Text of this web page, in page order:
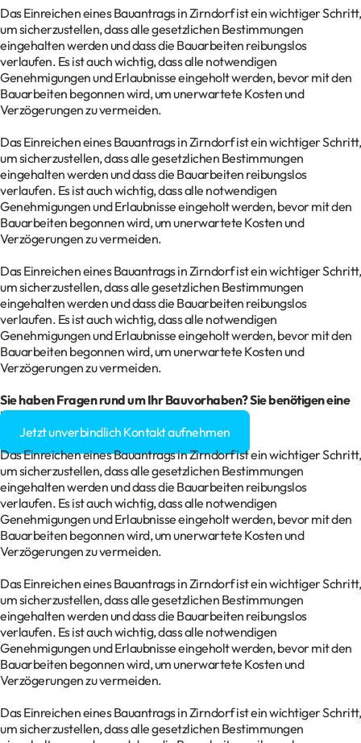
Das Einreichen eines Bauantrags in Zirndorf ist ein wichtiger Schritt,
um sicherzustellen, dass alle gesetzlichen Bestimmungen
eingehalten werden und dass die Bauarbeiten reibungslos
verlaufen. Es ist auch wichtig, dass alle notwendigen
Genehmigungen und Erlaubnisse eingeholt werden, bevor mit den
Bauarbeiten begonnen wird, um unerwartete Kosten und
Verzögerungen zu vermeiden.
Das Einreichen eines Bauantrags in Zirndorf ist ein wichtiger Schritt,
um sicherzustellen, dass alle gesetzlichen Bestimmungen
eingehalten werden und dass die Bauarbeiten reibungslos
verlaufen. Es ist auch wichtig, dass alle notwendigen
Genehmigungen und Erlaubnisse eingeholt werden, bevor mit den
Bauarbeiten begonnen wird, um unerwartete Kosten und
Verzögerungen zu vermeiden.
Das Einreichen eines Bauantrags in Zirndorf ist ein wichtiger Schritt,
um sicherzustellen, dass alle gesetzlichen Bestimmungen
eingehalten werden und dass die Bauarbeiten reibungslos
verlaufen. Es ist auch wichtig, dass alle notwendigen
Genehmigungen und Erlaubnisse eingeholt werden, bevor mit den
Bauarbeiten begonnen wird, um unerwartete Kosten und
Verzögerungen zu vermeiden.
Sie haben Fragen rund um IhrBauvorhaben? Sie benötigen eine
Baugenehmigung?
Jetzt unverbindlich Kontakt aufnehmen
Das Einreichen eines Bauantrags in Zirndorf ist ein wichtiger Schritt,
um sicherzustellen, dass alle gesetzlichen Bestimmungen
eingehalten werden und dass die Bauarbeiten reibungslos
verlaufen. Es ist auch wichtig, dass alle notwendigen
Genehmigungen und Erlaubnisse eingeholt werden, bevor mit den
Bauarbeiten begonnen wird, um unerwartete Kosten und
Verzögerungen zu vermeiden.
Das Einreichen eines Bauantrags in Zirndorf ist ein wichtiger Schritt,
um sicherzustellen, dass alle gesetzlichen Bestimmungen
eingehalten werden und dass die Bauarbeiten reibungslos
verlaufen. Es ist auch wichtig, dass alle notwendigen
Genehmigungen und Erlaubnisse eingeholt werden, bevor mit den
Bauarbeiten begonnen wird, um unerwartete Kosten und
Verzögerungen zu vermeiden.
Das Einreichen eines Bauantrags in Zirndorf ist ein wichtiger Schritt,
um sicherzustellen, dass alle gesetzlichen Bestimmungen